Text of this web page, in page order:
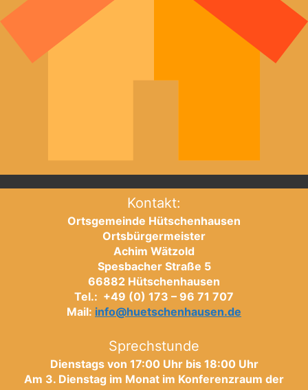
Kontakt:
Ortsgemeinde Hütschenhausen
Ortsbürgermeister
Achim Wätzold
Spesbacher Straße 5
66882 Hütschenhausen
Tel.: +49 (0) 173 – 96 71 707
Mail: info@huetschenhausen.de
Sprechstunde
Dienstags von 17:00 Uhr bis 18:00 Uhr
Am 3. Dienstag im Monat im Konferenzraum der